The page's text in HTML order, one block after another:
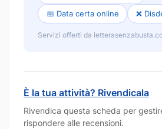
📅 Data certa online ❌
Servizi offerti da
È la tua attività? Rivendicala
Rivendica questa scheda per
rispondere alle recensioni.